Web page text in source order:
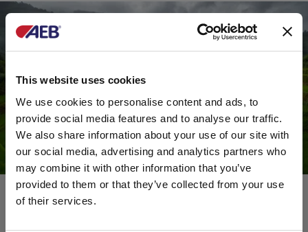
This website uses cookies
We use cookies to personalise content and ads, to
provide social media features and to analyse our traffic.
We also share information about your use of our site with
our social media, advertising and analytics partners who
may combine it with other information that you’ve
provided to them or that they’ve collected from your use
of their services.